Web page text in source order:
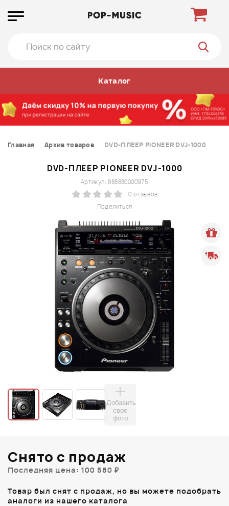
Каталог
Главная Архив товаров DVD-ПЛЕЕР PIONEER DVJ-1000
DVD-ПЛЕЕР PIONEER DVJ-1000
Поделиться
Артикул: 888880000975
0 отзывов
Добавить
свое
фото
Снято с продаж
Последняя цена: 100 580 ₽
Товар был снят с продаж, но вы можете подобрать
аналоги из нашего каталога